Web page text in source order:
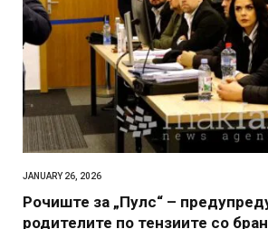
JANUARY 26, 2026
Рочиште за „Пулс“ –
родителите по тензиите со